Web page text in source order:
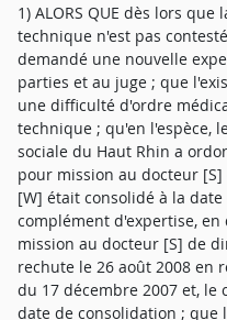
1) ALORS QUE dès lors
technique n'est pas
demandé une nouvelle
parties et au juge ; que
une difficulté d'ordre
technique ; qu'en l'espèce,
sociale du Haut Rhin a
pour mission au docteur
[W] était consolidé à la
complément d'expertise,
mission au docteur [S] de
rechute le 26 août 2008 en
du 17 décembre 2007 et, le
date de consolidation ; que